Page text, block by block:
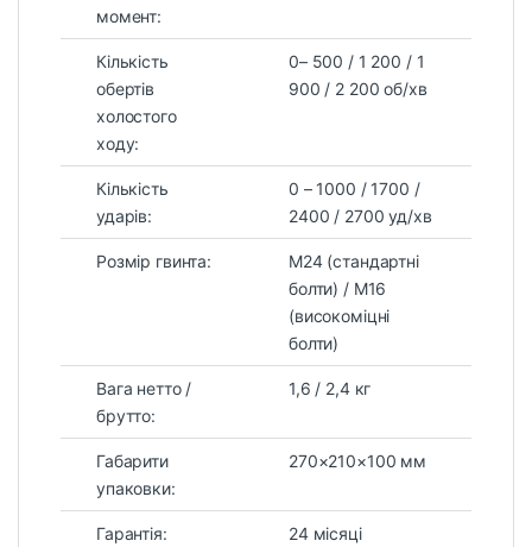
момент:
Кількість
обертів
холостого
ходу:
0– 500 / 1 200 / 1
900 / 2 200 об/хв
Кількість
ударів:
0 – 1000 / 1700 /
2400 / 2700 уд/хв
Розмір гвинта:
M24 (стандартні
болти) / M16
(високоміцні
болти)
Вага нетто /
брутто:
1,6 / 2,4 кг
Габарити
упаковки:
270×210×100 мм
Гарантія: 24 місяці